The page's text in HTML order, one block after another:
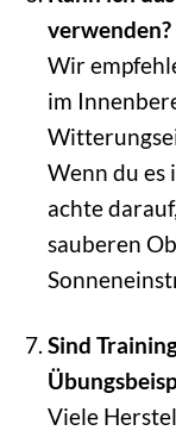
verwenden?
Wir
im
Wenn du es
achte
sauberen
Sind
Viele